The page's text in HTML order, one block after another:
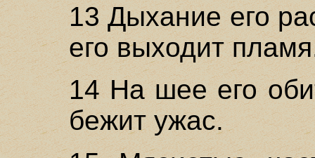
13 Дыхание его
его выходит
14 На шее его
бежит ужас.